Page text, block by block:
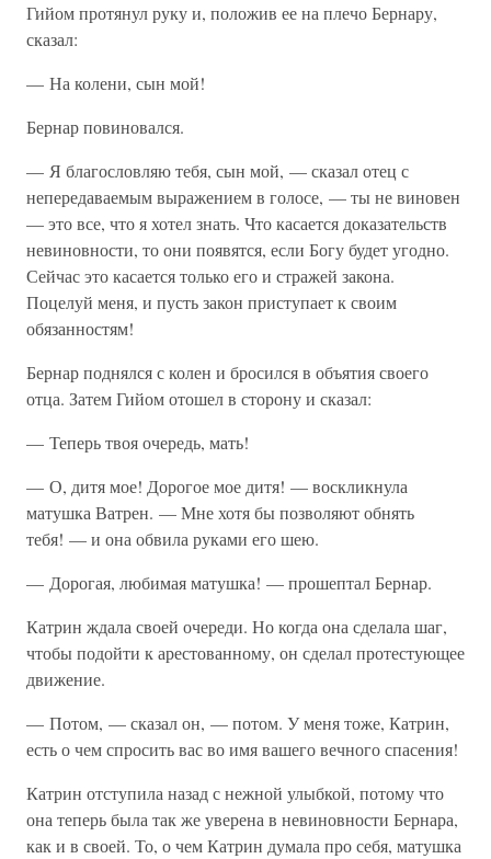
Гийом протянул руку и, положив ее на плечо Бернару,
сказал:
— На колени, сын мой!
Бернар повиновался.
— Я благословляю тебя, сын мой, — сказал отец с
непередаваемым выражением в голосе, — ты не виновен
— это все, что я хотел знать. Что касается доказательств
невиновности, то они появятся, если Богу будет угодно.
Сейчас это касается только его и стражей закона.
Поцелуй меня, и пусть закон приступает к своим
обязанностям!
Бернар поднялся с колен и бросился в объятия своего
отца. Затем Гийом отошел в сторону и сказал:
— Теперь твоя очередь, мать!
— О, дитя мое! Дорогое мое дитя! — воскликнула
матушка Ватрен. — Мне хотя бы позволяют обнять
тебя! — и она обвила руками его шею.
— Дорогая, любимая матушка! — прошептал Бернар.
Катрин ждала своей очереди. Но когда она сделала шаг,
чтобы подойти к арестованному, он сделал протестующее
движение.
— Потом, — сказал он, — потом. У меня тоже, Катрин,
есть о чем спросить вас во имя вашего вечного спасения!
Катрин отступила назад с нежной улыбкой, потому что
она теперь была так же уверена в невиновности Бернара,
как и в своей. То, о чем Катрин думала про себя, матушка